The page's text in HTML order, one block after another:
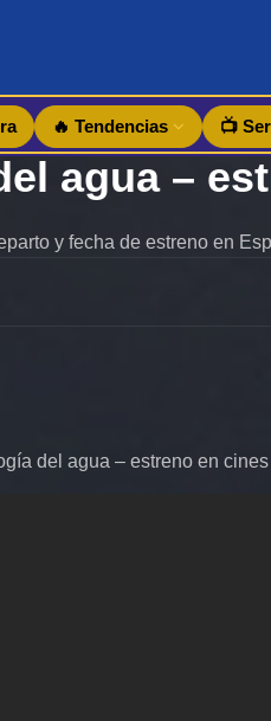
🔥 Tendencias 📺
y fecha de estreno en
del agua – estreno en